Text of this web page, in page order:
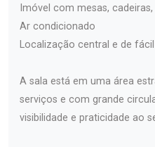
Imóvel com mesas,
Ar condicionado
Localização central e de
A sala está em uma área
serviços e com grande
visibilidade e praticidade ao